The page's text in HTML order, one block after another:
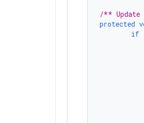
/** Update
protected
if